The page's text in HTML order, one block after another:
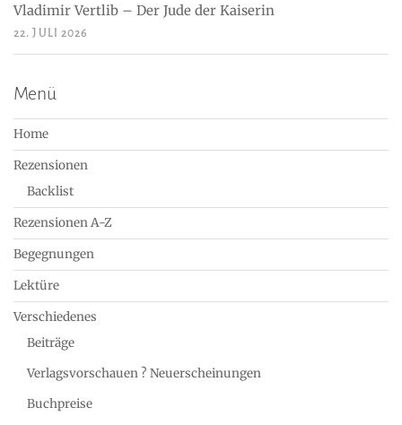
Vladimir Vertlib – Der Jude der Kaiserin
22. JULI 2026
Menü
Home
Rezensionen
Backlist
Rezensionen A-Z
Begegnungen
Lektüre
Verschiedenes
Beiträge
Verlagsvorschauen ? Neuerscheinungen
Buchpreise